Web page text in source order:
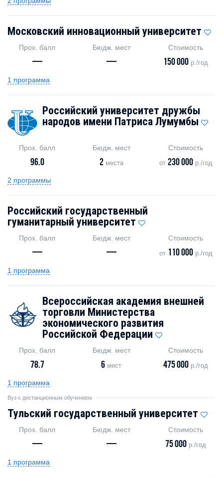
Московский инновационный университет
Прох. балл
—
Бюдж. мест
—
Стоимость
150 000 р./год
1 программа
Российский университет дружбы
народов имени Патриса Лумумбы
Прох. балл
96.0
Бюдж. мест
2места
Стоимость
от 230 000р./год
2 программы
Российский государственный
гуманитарный университет
Прох. балл
—
Бюдж. мест
—
Стоимость
от 110 000р./год
1 программа
Всероссийская академия внешней
торговли Министерства
экономического развития
Российской Федерации
Прох. балл
78.7
Бюдж. мест
6 мест
Стоимость
475 000 р./год
1 программа
Вуз с дистанционным обучением
Тульский государственный университет
Прох. балл
—
Бюдж. мест
—
Стоимость
75 000 р./год
1 программа